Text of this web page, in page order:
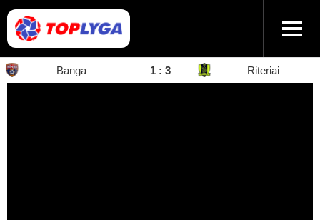
Banga 1 : 3 Riteriai